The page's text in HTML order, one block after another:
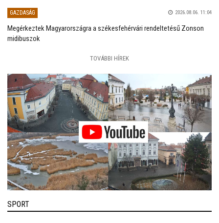
GAZDASÁG 2026.08.06. 11:04
Megérkeztek Magyarországra a székesfehérvári rendeltetésű Zonson
midibuszok
TOVÁBBI HÍREK
SPORT